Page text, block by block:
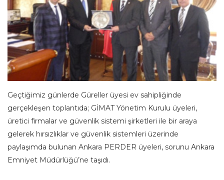
Geçtiğimiz günlerde Güreller üyesi ev sahipliğinde
gerçekleşen toplantıda; GİMAT Yönetim Kurulu üyeleri,
üretici firmalar ve güvenlik sistemi şirketleri ile bir araya
gelerek hırsızlıklar ve güvenlik sistemleri üzerinde
paylaşımda bulunan Ankara PERDER üyeleri, sorunu Ankara
Emniyet Müdürlüğü’ne taşıdı.